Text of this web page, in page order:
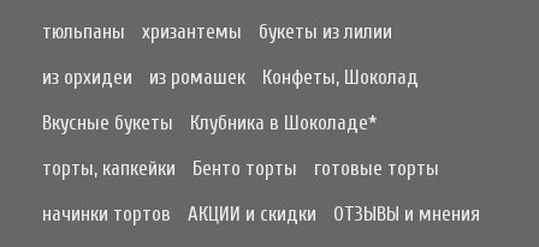
тюльпаны
хризантемы
букеты из лилии
из орхидеи
из ромашек
Конфеты, Шоколад
Вкусные букеты
Клубника в Шоколаде*
торты, капкейки
Бенто торты
готовые торты
начинки тортов
АКЦИИ и скидки
ОТЗЫВЫ и мнения